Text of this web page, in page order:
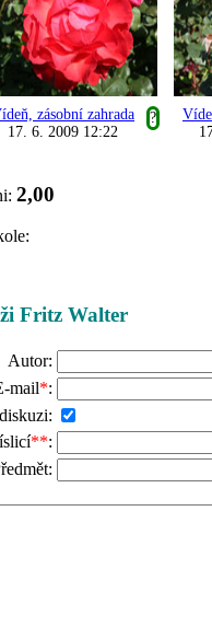
zásobní zahrada
?
17. 6. 2009 12:22
2,00
Fritz Walter
Autor:
mail*:
**: